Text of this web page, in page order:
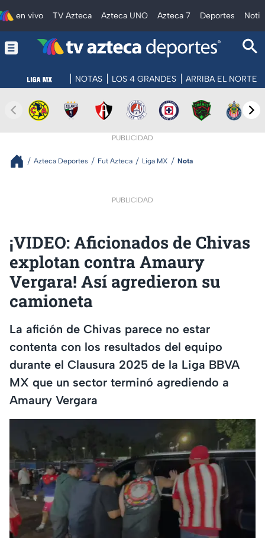
en vivo TV Azteca Azteca UNO Azteca 7 Deportes
NOTAS LOS 4 GRANDES ARRIBA EL NORTE
PUBLICIDAD
Azteca Deportes Fut Azteca Liga MX Nota
PUBLICIDAD
¡VIDEO: Aficionados de Chivas
explotan contra Amaury
Vergara! Así agredieron su
camioneta
La afición de Chivas parece no estar
contenta con los resultados del equipo
durante el Clausura 2025 de la Liga BBVA
MX que un sector terminó agrediendo a
Amaury Vergara